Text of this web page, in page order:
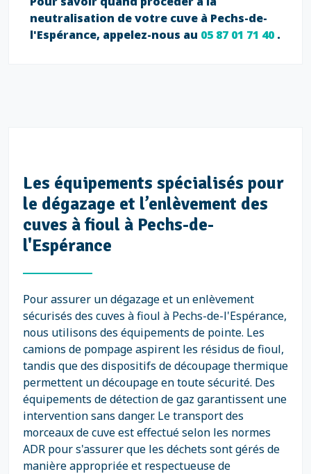
neutralisation de votre cuve à Pechs-de-
l'Espérance, appelez-nous au 05 87 01 71 40.
Les équipements spécialisés pour
le dégazage et l’enlèvement des
cuves à fioul à Pechs-de-
l'Espérance
Pour assurer un dégazage et un enlèvement
sécurisés des cuves à fioul à Pechs-de-l'Espérance,
nous utilisons des équipements de pointe. Les
camions de pompage aspirent les résidus de fioul,
tandis que des dispositifs de découpage thermique
permettent un découpage en toute sécurité. Des
équipements de détection de gaz garantissent une
intervention sans danger. Le transport des
morceaux de cuve est effectué selon les normes
ADR pour s'assurer que les déchets sont gérés de
manière appropriée et respectueuse de